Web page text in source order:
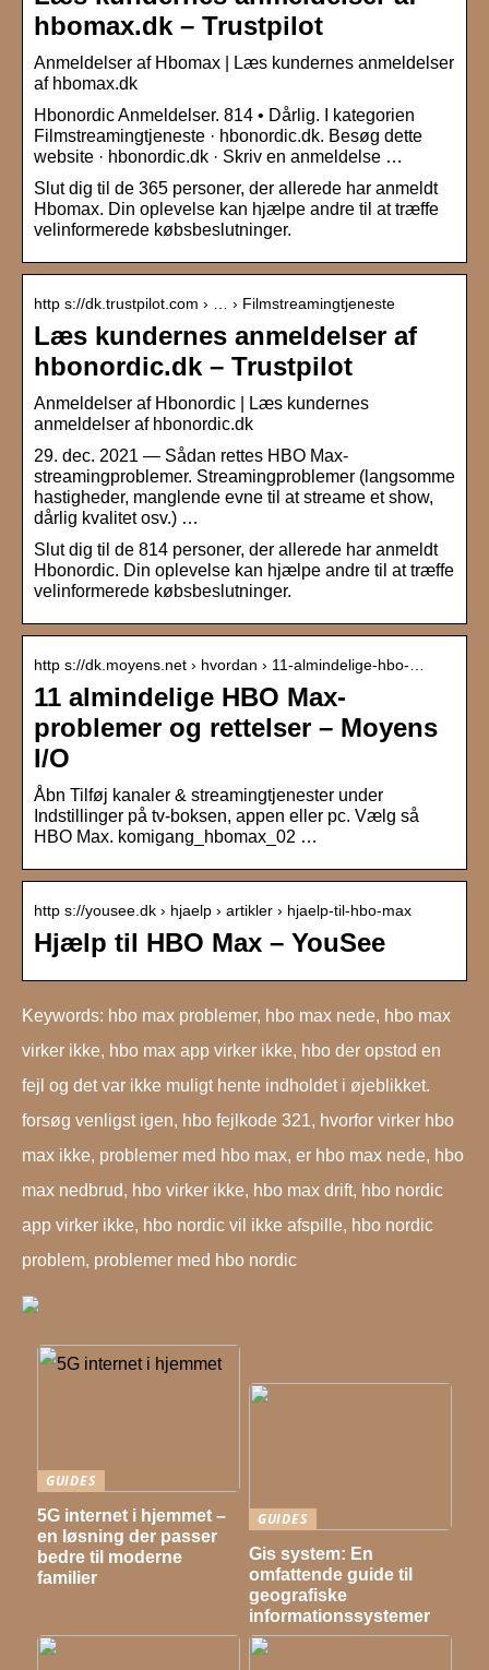
hbomax.dk – Trustpilot
Anmeldelser af Hbomax | Læs kundernes anmeldelser
af hbomax.dk
Hbonordic Anmeldelser. 814 • Dårlig. I kategorien
Filmstreamingtjeneste · hbonordic.dk. Besøg dette
website · hbonordic.dk · Skriv en anmeldelse …
Slut dig til de 365 personer, der allerede har anmeldt
Hbomax. Din oplevelse kan hjælpe andre til at træffe
velinformerede købsbeslutninger.
http s://dk.trustpilot.com › … › Filmstreamingtjeneste
Læs kundernes anmeldelser af
hbonordic.dk – Trustpilot
Anmeldelser af Hbonordic | Læs kundernes
anmeldelser af hbonordic.dk
29. dec. 2021 — Sådan rettes HBO Max-
streamingproblemer. Streamingproblemer (langsomme
hastigheder, manglende evne til at streame et show,
dårlig kvalitet osv.) …
Slut dig til de 814 personer, der allerede har anmeldt
Hbonordic. Din oplevelse kan hjælpe andre til at træffe
velinformerede købsbeslutninger.
http s://dk.moyens.net › hvordan › 11-almindelige-hbo-…
11 almindelige HBO Max-
problemer og rettelser – Moyens
I/O
Åbn Tilføj kanaler & streamingtjenester under
Indstillinger på tv-boksen, appen eller pc. Vælg så
HBO Max. komigang_hbomax_02 …
http s://yousee.dk › hjaelp › artikler › hjaelp-til-hbo-max
Hjælp til HBO Max – YouSee
Keywords: hbo max problemer, hbo max nede, hbo max
virker ikke, hbo max app virker ikke, hbo der opstod en
fejl og det var ikke muligt hente indholdet i øjeblikket.
forsøg venligst igen, hbo fejlkode 321, hvorfor virker hbo
max ikke, problemer med hbo max, er hbo max nede, hbo
max nedbrud, hbo virker ikke, hbo max drift, hbo nordic
app virker ikke, hbo nordic vil ikke afspille, hbo nordic
problem, problemer med hbo nordic
GUIDES
5G internet i hjemmet –
en løsning der passer
bedre til moderne
familier
GUIDES
Gis system: En
omfattende guide til
geografiske
informationssystemer